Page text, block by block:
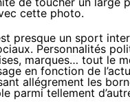
cette photo.
presque un sport
Personnalités
marques… tout le
en fonction de
allégrement les
parmi tellement